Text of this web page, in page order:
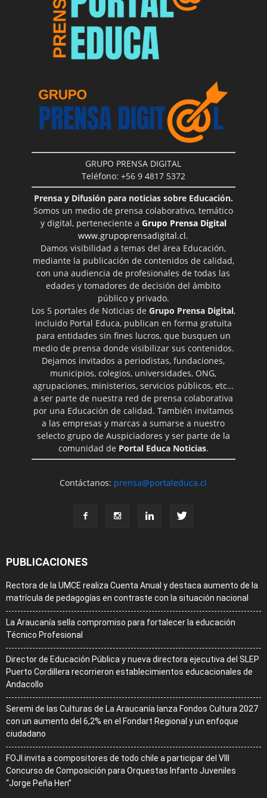
GRUPO PRENSA DIGITAL
Teléfono: +56 9 4817 5372
Prensa y Difusión para noticias sobre Educación.
Somos un medio de prensa colaborativo, temático
y digital, perteneciente a Grupo Prensa Digital
www.grupoprensadigital.cl.
Damos visibilidad a temas del área Educación,
mediante la publicación de contenidos de calidad,
con una audiencia de profesionales de todas las
edades y tomadores de decisión del ámbito
público y privado.
Los 5 portales de Noticias de Grupo Prensa Digital,
incluido Portal Educa, publican en forma gratuita
para entidades sin fines lucros, que busquen un
medio de prensa donde visibilizar sus contenidos.
Dejamos invitados a periodistas, fundaciones,
municipios, colegios, universidades, ONG,
agrupaciones, ministerios, servicios públicos, etc…
a ser parte de nuestra red de prensa colaborativa
por una Educación de calidad. También invitamos
a las empresas y marcas a sumarse a nuestro
selecto grupo de Auspiciadores y ser parte de la
comunidad de Portal Educa Noticias.
Contáctanos: prensa@portaleduca.cl
PUBLICACIONES
Rectora de la UMCE realiza Cuenta Anual y destaca aumento de la
matrícula de pedagogías en contraste con la situación nacional
La Araucanía sella compromiso para fortalecer la educación
Técnico Profesional
Director de Educación Pública y nueva directora ejecutiva del SLEP
Puerto Cordillera recorrieron establecimientos educacionales de
Andacollo
Seremi de las Culturas de La Araucanía lanza Fondos Cultura 2027
con un aumento del 6,2% en el Fondart Regional y un enfoque
ciudadano
FOJI invita a compositores de todo chile a participar del VIII
Concurso de Composición para Orquestas Infanto Juveniles
“Jorge Peña Hen”